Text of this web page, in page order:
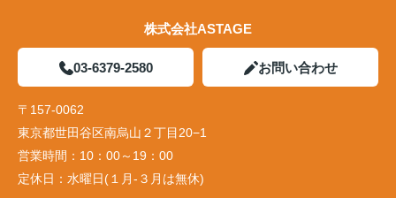
株式会社ASTAGE
03-6379-2580 お問い合わせ
〒157-0062
東京都世田谷区南烏山２丁目20−1
営業時間： 10：00～19：00
定休日： 水曜日(１月-３月は無休)